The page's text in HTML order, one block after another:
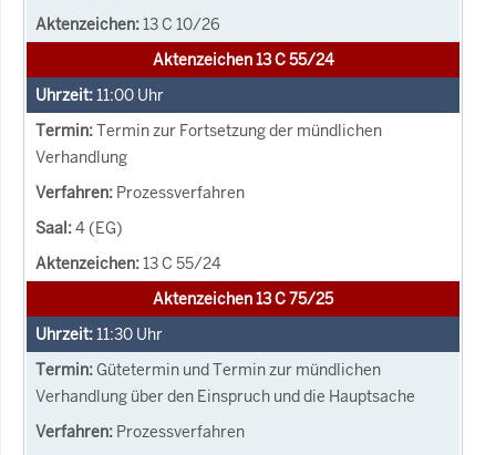
13 C 10/26
Aktenzeichen 13 C 55/24
11:00 Uhr
Termin zur Fortsetzung der mündlichen
Verhandlung
Prozessverfahren
4 (EG)
13 C 55/24
Aktenzeichen 13 C 75/25
11:30 Uhr
Gütetermin und Termin zur mündlichen
Verhandlung über den Einspruch und die Hauptsache
Prozessverfahren